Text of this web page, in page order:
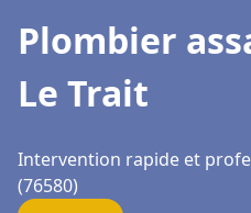
Plombier
Le Trait
Intervention rapide et
(76580)